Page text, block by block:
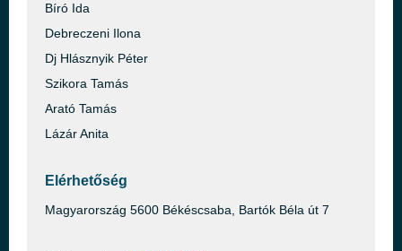
Bíró Ida
Debreczeni Ilona
Dj Hlásznyik Péter
Szikora Tamás
Arató Tamás
Lázár Anita
Elérhetőség
Magyarország 5600 Békéscsaba, Bartók Béla út 7